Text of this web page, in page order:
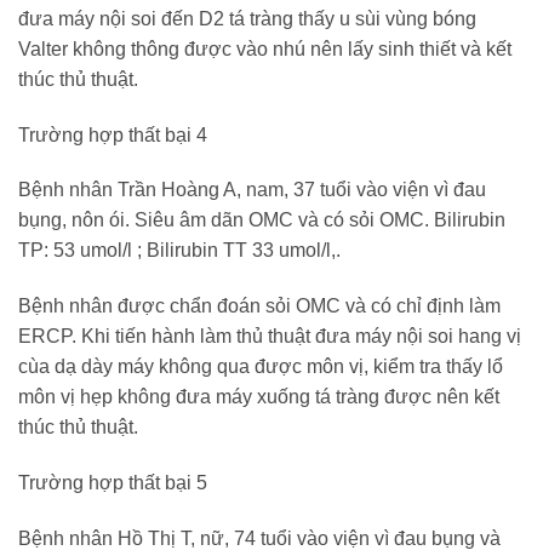
đưa máy nội soi đến D2 tá tràng thấy u sùi vùng bóng
Valter không thông được vào nhú nên lấy sinh thiết và kết
thúc thủ thuật.
Trường hợp thất bại 4
Bệnh nhân Trần Hoàng A, nam, 37 tuổi vào viện vì đau
bụng, nôn ói. Siêu âm dãn OMC và có sỏi OMC. Bilirubin
TP: 53 umol/l ; Bilirubin TT 33 umol/l,.
Bệnh nhân được chẩn đoán sỏi OMC và có chỉ định làm
ERCP. Khi tiến hành làm thủ thuật đưa máy nội soi hang vị
cùa dạ dày máy không qua được môn vị, kiểm tra thấy lổ
môn vị hẹp không đưa máy xuống tá tràng được nên kết
thúc thủ thuật.
Trường hợp thất bại 5
Bệnh nhân Hồ Thị T, nữ, 74 tuổi vào viện vì đau bụng và